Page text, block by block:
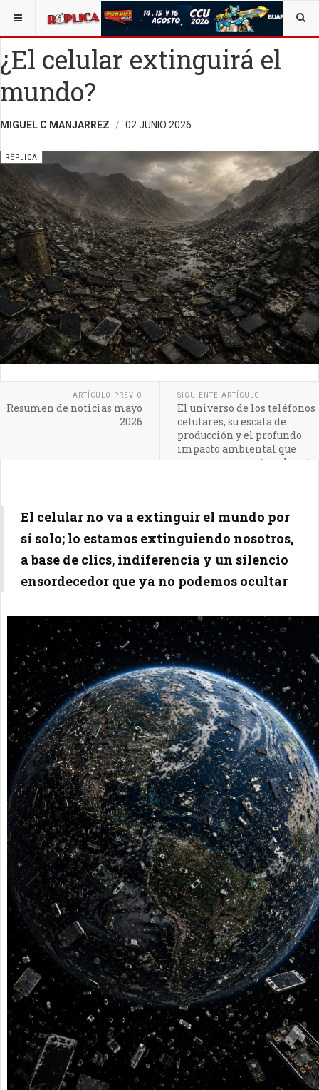
ESTÁ AQUÍ: ALEJANDRO C. MANJARREZ OPINIÓN RÉPLICA
¿El celular extinguirá el
mundo?
MIGUEL C MANJARREZ 02 JUNIO 2026
RÉPLICA
ARTÍCULO PREVIO
Resumen de noticias mayo
2026
SIGUIENTE ARTÍCULO
El universo de los teléfonos
celulares, su escala de
producción y el profundo
impacto ambiental que
generan en nuestro planeta
El celular no va a extinguir el mundo por
sí solo; lo estamos extinguiendo nosotros,
a base de clics, indiferencia y un silencio
ensordecedor que ya no podemos ocultar